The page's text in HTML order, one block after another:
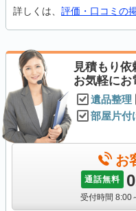
詳しくは、 評価・口コミの
見積もり依
お気軽にお
遺品整理
部屋片付
お
通話無料
受付時間 8:00